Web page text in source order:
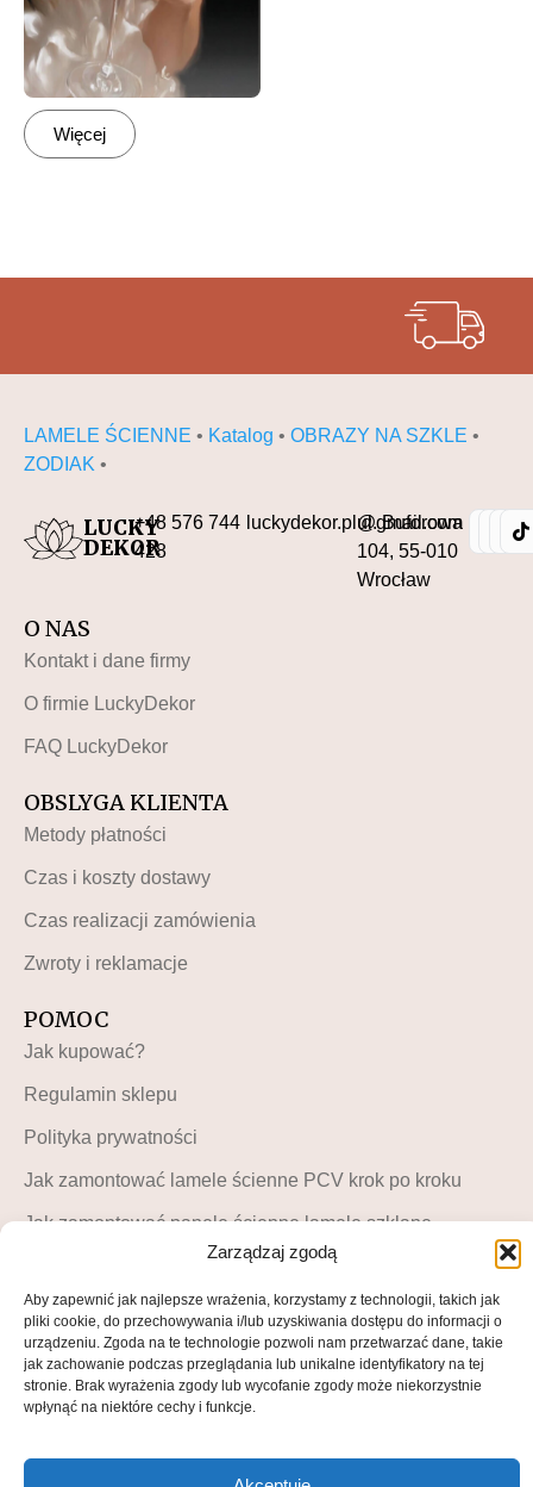
Zarządzaj zgodą
Aby zapewnić jak najlepsze wrażenia, korzystamy z technologii, takich jak
pliki cookie, do przechowywania i/lub uzyskiwania dostępu do informacji o
urządzeniu. Zgoda na te technologie pozwoli nam przetwarzać dane, takie
jak zachowanie podczas przeglądania lub unikalne identyfikatory na tej
stronie. Brak wyrażenia zgody lub wycofanie zgody może niekorzystnie
wpłynąć na niektóre cechy i funkcje.
Więcej
LAMELE ŚCIENNE • Katalog • OBRAZY NA SZKLE •
ZODIAK •
LUCKY
DEKOR
+48 576 744
428
luckydekor.pl@gmail.com
ul. Buforowa
104, 55-010
Wrocław
O NAS
Kontakt i dane firmy
O firmie LuckyDekor
FAQ LuckyDekor
OBSLYGA KLIENTA
Metody płatności
Czas i koszty dostawy
Czas realizacji zamówienia
Zwroty i reklamacje
POMOC
Jak kupować?
Regulamin sklepu
Polityka prywatności
Jak zamontować lamele ścienne PCV krok po kroku
Jak zamontować panele ścienne lamele szklane –
instrukcja krok po kroku
MOJE KONTO
Moje konto
Blog LuckyDekor
Lista życzeń